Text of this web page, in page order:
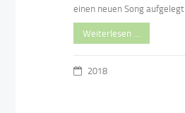
einen neuen Song aufgelegt
Weiterlesen …
2018